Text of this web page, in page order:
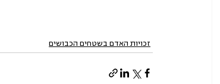
זכויות האדם בשטחים הכבושים